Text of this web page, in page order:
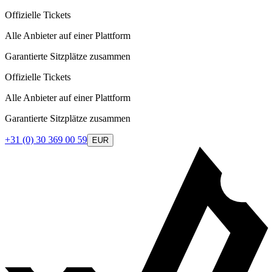
Offizielle Tickets
Alle Anbieter auf einer Plattform
Garantierte Sitzplätze zusammen
Offizielle Tickets
Alle Anbieter auf einer Plattform
Garantierte Sitzplätze zusammen
+31 (0) 30 369 00 59 EUR